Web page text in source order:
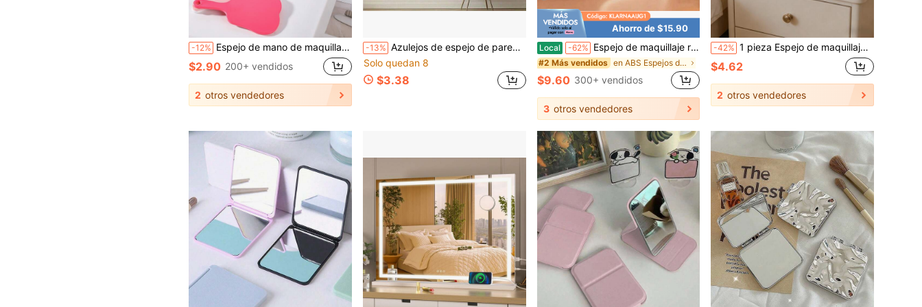
-12% Espejo de mano de maquillaje con forma de diente de 8.5*16cm, nuevo y lindo. Espejo pequeño de alta definición para clínica dental, con mango conveniente y superficie plana. Ideal para maquillaje, decoración de habitación, tocador, viaje, dormitorio, accesorios de maquillaje, espejo, espejo de tocador, mini espejo, espejo compacto, espejo pequeño, espejo de mano, económico, relleno de calcetines, maquillaje, herramientas de maquillaje, cosas baratas, regalos, regalos para mujeres, regalos de Navidad, sorteos, viaje, cosas baratas, artículos de viaje esenciales
$2.90 200+ vendidos
2 otros vendedores
-13% Azulejos de espejo de pared sin marco de estilo clásico, espejo de Body completo adhesivo para armario de dormitorio, montaje DIY para gimnasio en casa, instalación en pared de dormitorio, mejores regalos para el Día de San Valentín, cumpleaños, graduación, decoración de habitación, decoración de baño.
Solo quedan 8
$3.38
Ahorro de $15.90
Local -62% Espejo de maquillaje recargable LED con tres modos de iluminación, controles táctiles, brillo ajustable, cable de carga USB y diseño portátil, regalo de Navidad
#2 Más vendidos en ABS Espejos de maquillaje personales
$9.60 300+ vendidos
3 otros vendedores
-42% 1 pieza Espejo de maquillaje con forma de corazón y diamantes incrustados, espejo compacto de maquillaje con forma de corazón y mango con cristales de rinoceronte, espejo de mano lujoso y brillante con mango de cristal de rinoceronte para mujer, para viajes, hogar o como regalo, decoración de Halloween, regalo de Navidad, suministros escolares, decoración de invierno para el hogar, decoración de habitación, suministros escolares
$4.62
2 otros vendedores